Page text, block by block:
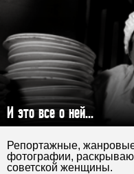
И это все о ней...
Репортажные,
фотографии,
советской женщины.